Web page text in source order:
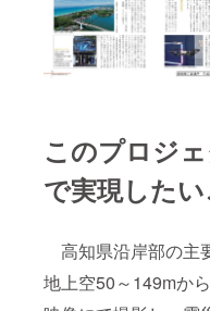
このプロジ
で実現したい
高知県沿岸部の主
地上空50～149mか